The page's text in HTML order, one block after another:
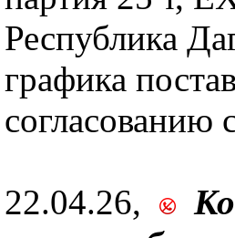
Республика
графика
22.04.26,